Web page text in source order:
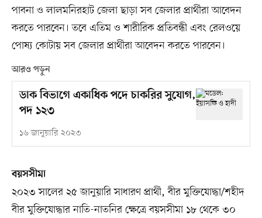
পাবনা ও লালমনিরহাট জেলা ছাড়া সব জেলার প্রার্থীরা আবেদন
করতে পারবেন। তবে এতিম ও শারীরিক প্রতিবন্ধী এবং রেলওয়ে
পোষ্য কোটায় সব জেলার প্রার্থীরা আবেদন করতে পারবেন।
আরও পড়ুন
ডাক বিভাগে একাধিক পদে চাকরির সুযোগ,
পদ ১২৩
১৬ জানুয়ারি ২০২৩
বয়সসীমা
২০২৩ সালের ২৫ জানুয়ারি সাধারণ প্রার্থী, বীর মুক্তিযোদ্ধা/শহীদ
বীর মুক্তিযোদ্ধার নাতি-নাতনির ক্ষেত্রে বয়সসীমা ১৮ থেকে ৩০